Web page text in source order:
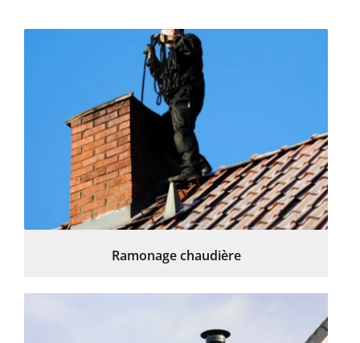
Ramonage chaudière